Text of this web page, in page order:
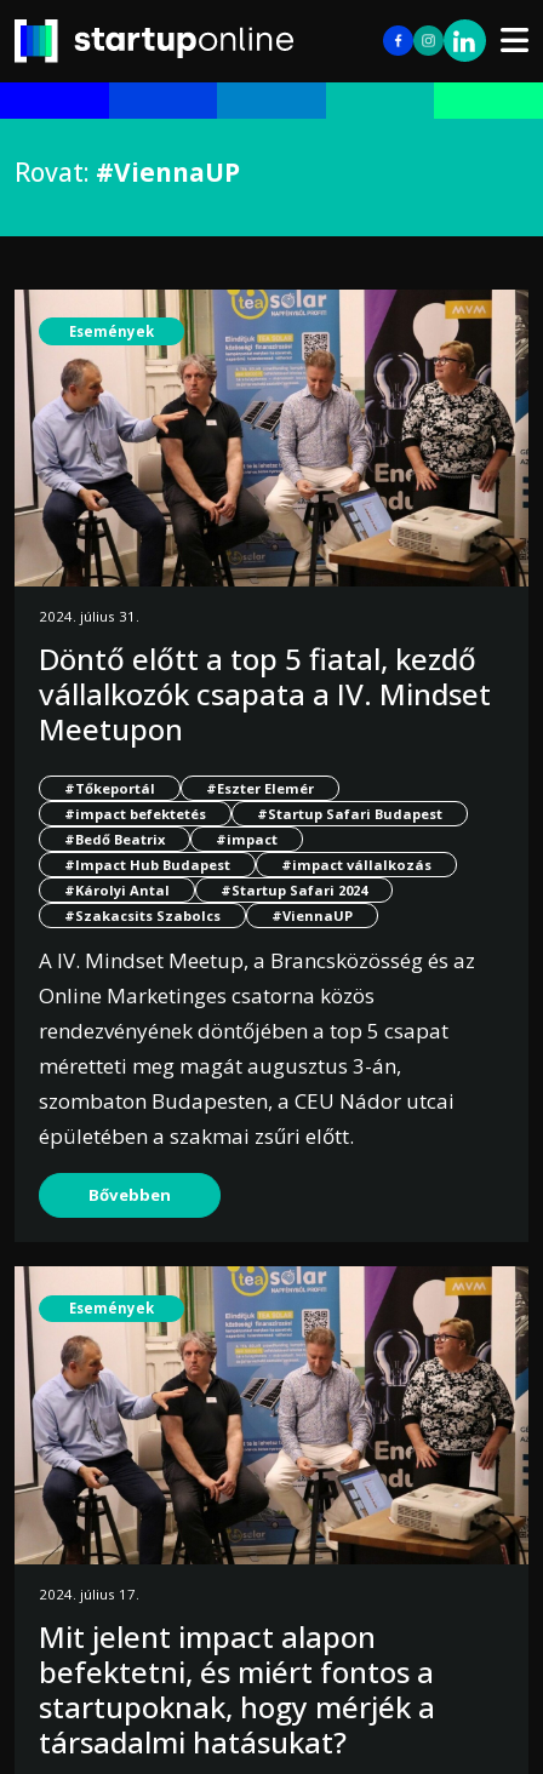
Rovat: #ViennaUP
Események
2024. július 31.
Döntő előtt a top 5 fiatal, kezdő
vállalkozók csapata a IV. Mindset
Meetupon
#Tőkeportál
#Eszter Elemér
#impact befektetés
#Startup Safari Budapest
#Bedő Beatrix
#impact
#Impact Hub Budapest
#impact vállalkozás
#Károlyi Antal
#Startup Safari 2024
#Szakacsits Szabolcs
#ViennaUP
A IV. Mindset Meetup, a Brancsközösség és az
Online Marketinges csatorna közös
rendezvényének döntőjében a top 5 csapat
méretteti meg magát augusztus 3-án,
szombaton Budapesten, a CEU Nádor utcai
épületében a szakmai zsűri előtt.
Bővebben
Események
2024. július 17.
Mit jelent impact alapon
befektetni, és miért fontos a
startupoknak, hogy mérjék a
társadalmi hatásukat?